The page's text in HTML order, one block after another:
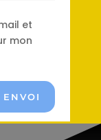
et
mon
ENVOI